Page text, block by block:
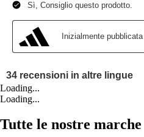
Loading...
Loading...
Tutte le nostre marche